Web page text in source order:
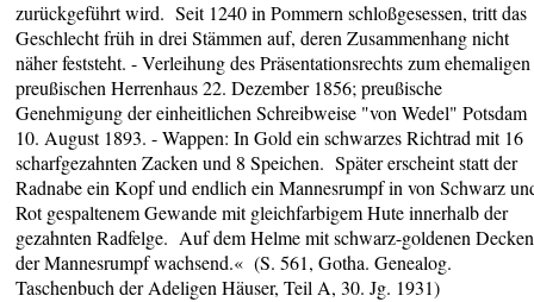
zurückgeführt wird. Seit 1240 in Pommern schloßgesessen, tritt das
Geschlecht früh in drei Stämmen auf, deren Zusammenhang nicht
näher feststeht. - Verleihung des Präsentationsrechts zum ehemaligen
preußischen Herrenhaus 22. Dezember 1856; preußische
Genehmigung der einheitlichen Schreibweise "von Wedel" Potsdam
10. August 1893. - Wappen: In Gold ein schwarzes Richtrad mit 16
scharfgezahnten Zacken und 8 Speichen. Später erscheint statt der
Radnabe ein Kopf und endlich ein Mannesrumpf in von Schwarz
Rot gespaltenem Gewande mit gleichfarbigem Hute innerhalb der
gezahnten Radfelge. Auf dem Helme mit schwarz-goldenen Decken
der Mannesrumpf wachsend.« (S. 561, Gotha. Genealog.
Taschenbuch der Adeligen Häuser, Teil A, 30. Jg. 1931)